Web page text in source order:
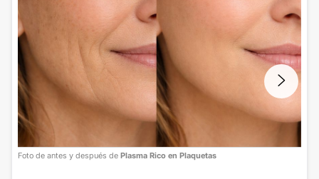
Foto de antes y después de Plasma Rico en Plaquetas